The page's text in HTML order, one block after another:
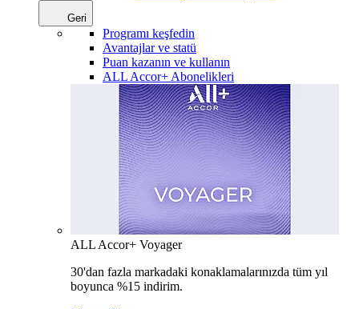
Geri
Programı keşfedin
Avantajlar ve statü
Puan kazanın ve kullanın
ALL Accor+ Abonelikleri
ALL Accor+ Voyager
30'dan fazla markadaki konaklamalarınızda tüm yıl
boyunca %15 indirim.